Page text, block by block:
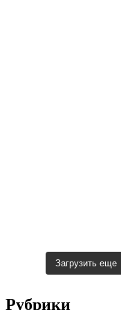
Загрузить еще
Рубрики